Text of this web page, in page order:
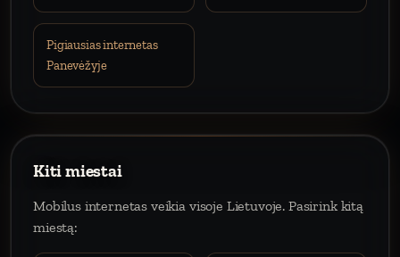
Pigiausias internetas
Panevėžyje
Kiti miestai
Mobilus internetas veikia visoje Lietuvoje. Pasirink kitą
miestą: